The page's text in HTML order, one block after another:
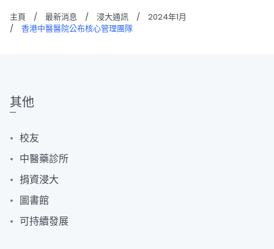
主頁 / 最新消息 / 浸大通訊 /
2024年1月
/
香港中醫醫院公布核心管理團隊
其他
校友
中醫藥診所
捐資浸大
圖書館
可持續發展